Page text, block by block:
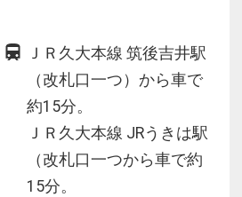
ＪＲ久大本線 筑後吉井駅
（改札口一つ）から車で
約15分。
ＪＲ久大本線 JRうきは駅
（改札口一つから車で約
15分。